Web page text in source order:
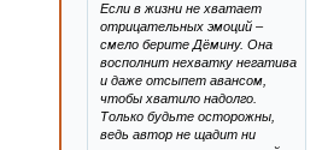
Если в жизни не хватает
отрицательных эмоций –
смело берите Дëмину. Она
восполнит нехватку негатива
и даже отсыпет авансом,
чтобы хватило надолго.
Только будьте осторожны,
ведь автор не щадит ни